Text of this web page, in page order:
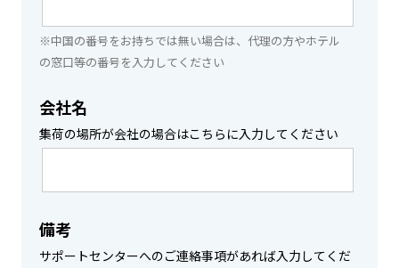
※中国の番号をお持ちでは無い場合は、代理の方やホテル
の窓口等の番号を入力してください
会社名
集荷の場所が会社の場合はこちらに入力してください
備考
サポートセンターへのご連絡事項があれば入力してくだ